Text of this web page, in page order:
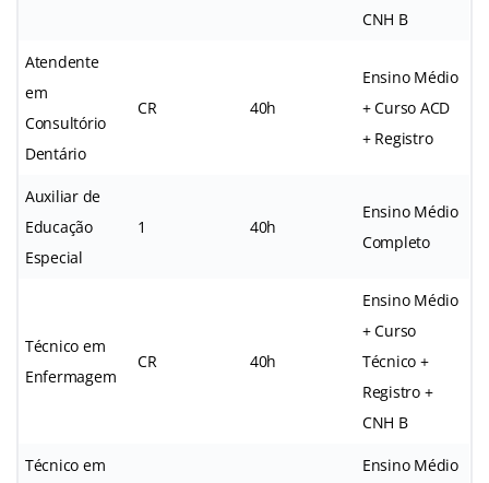
CNH B
Atendente
em
Consultório
Dentário
CR 40h
Ensino Médio
+ Curso ACD
+ Registro
Auxiliar de
Educação
Especial
1 40h
Ensino Médio
Completo
Técnico em
Enfermagem
CR 40h
Ensino Médio
+ Curso
Técnico +
Registro +
CNH B
Técnico em
Ensino Médio